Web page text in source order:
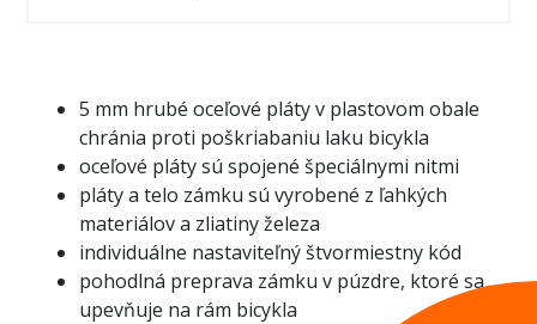
5 mm hrubé oceľové pláty v plastovom obale
chránia proti poškriabaniu laku bicykla
oceľové pláty sú spojené špeciálnymi nitmi
pláty a telo zámku sú vyrobené z ľahkých
materiálov a zliatiny železa
individuálne nastaviteľný štvormiestny kód
pohodlná preprava zámku v púzdre, ktoré sa
upevňuje na rám bicykla